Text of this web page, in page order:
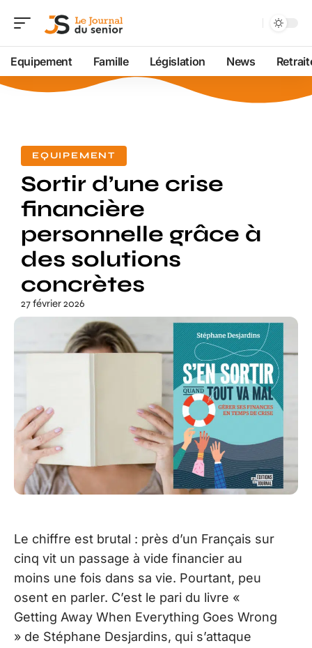
Equipement Famille Législation News
EQUIPEMENT
Sortir d’une crise
financière
personnelle grâce à
des solutions
concrètes
27 février 2026
Le chiffre est brutal : près d’un Français sur
cinq vit un passage à vide financier au
moins une fois dans sa vie. Pourtant, peu
osent en parler. C’est le pari du livre «
Getting Away When Everything Goes Wrong
» de Stéphane Desjardins, qui s’attaque